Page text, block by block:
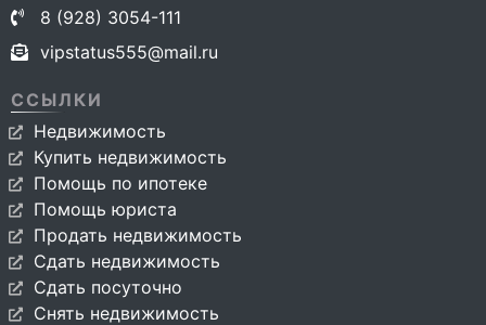
8 (928) 3054-111
vipstatus555@mail.ru
ССЫЛКИ
Недвижимость
Купить недвижимость
Помощь по ипотеке
Помощь юриста
Продать недвижимость
Сдать недвижимость
Сдать посуточно
Снять недвижимость